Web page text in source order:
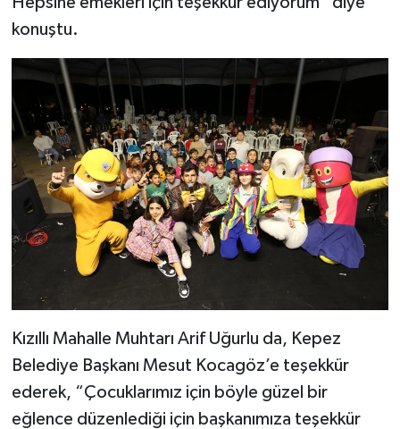
konuştu.
Kızıllı Mahalle Muhtarı Arif Uğurlu da, Kepez
Belediye Başkanı Mesut Kocagöz’e teşekkür
ederek, “Çocuklarımız için böyle güzel bir
eğlence düzenlediği için başkanımıza teşekkür